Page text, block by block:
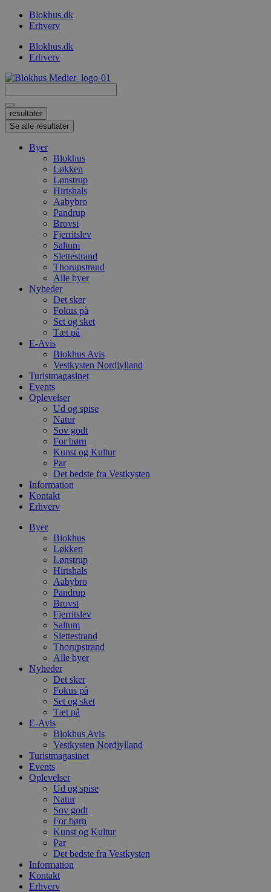
VidereBlokhus.dk
Erhverv
Blokhus.dk
Erhverv
...
resultater
Se alle resultater
Byer
Blokhus
Løkken
Lønstrup
Hirtshals
Aabybro
Pandrup
Brovst
Fjerritslev
Saltum
Slettestrand
Thorupstrand
Alle byer
Nyheder
Det sker
Fokus på
Set og sket
Tæt på
E-Avis
Blokhus Avis
Vestkysten Nordjylland
Turistmagasinet
Events
Oplevelser
Ud og spise
Natur
Sov godt
For børn
Kunst og Kultur
Par
Det bedste fra Vestkysten
Information
Kontakt
Erhverv
Byer
Blokhus
Løkken
Lønstrup
Hirtshals
Aabybro
Pandrup
Brovst
Fjerritslev
Saltum
Slettestrand
Thorupstrand
Alle byer
Nyheder
Det sker
Fokus på
Set og sket
Tæt på
E-Avis
Blokhus Avis
Vestkysten Nordjylland
Turistmagasinet
Events
Oplevelser
Ud og spise
Natur
Sov godt
For børn
Kunst og Kultur
Par
Det bedste fra Vestkysten
Information
Kontakt
Erhverv